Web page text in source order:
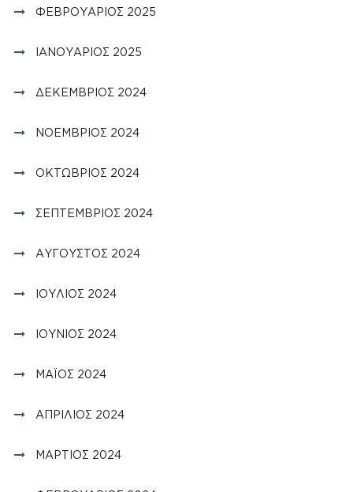
ΦΕΒΡΟΥΆΡΙΟΣ 2025
ΙΑΝΟΥΆΡΙΟΣ 2025
ΔΕΚΈΜΒΡΙΟΣ 2024
ΝΟΈΜΒΡΙΟΣ 2024
ΟΚΤΏΒΡΙΟΣ 2024
ΣΕΠΤΈΜΒΡΙΟΣ 2024
ΑΎΓΟΥΣΤΟΣ 2024
ΙΟΎΛΙΟΣ 2024
ΙΟΎΝΙΟΣ 2024
ΜΆΙΟΣ 2024
ΑΠΡΊΛΙΟΣ 2024
ΜΆΡΤΙΟΣ 2024